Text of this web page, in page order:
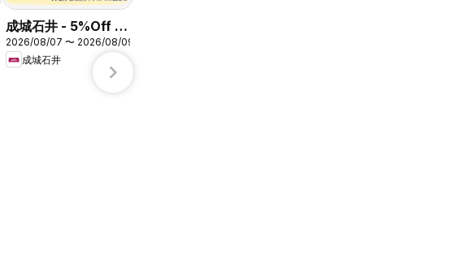
成城石井 - 5%Off 全
品
2026/08/07 〜 2026/08/09
成城石井